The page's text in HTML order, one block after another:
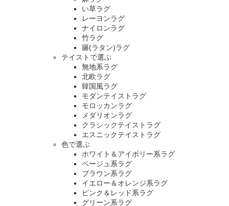
い草ラグ
レーヨンラグ
ナイロンラグ
竹ラグ
籐(ラタン)ラグ
テイストで選ぶ
無地系ラグ
北欧ラグ
韓国風ラグ
モダンテイストラグ
モロッカンラグ
メダリオンラグ
クラシックテイストラグ
エスニックテイストラグ
色で選ぶ
ホワイト＆アイボリー系ラグ
ベージュ系ラグ
ブラウン系ラグ
イエロー＆オレンジ系ラグ
ピンク＆レッド系ラグ
グリーン系ラグ